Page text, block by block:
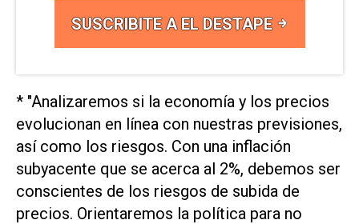
SUSCRIBITE A EL DESTAPE
* "Analizaremos si la economía y los precios
evolucionan ‌en línea con nuestras previsiones,
así como ‌los riesgos. Con una inflación
subyacente que se acerca al ⁠2%, debemos ser
conscientes de los riesgos de subida de
precios. Orientaremos la política para no